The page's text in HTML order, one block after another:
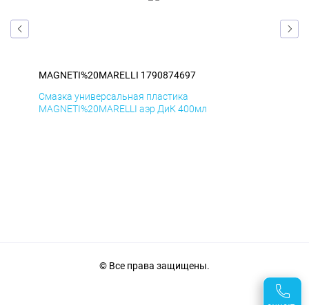
MAGNETI%20MARELLI 1790874697
Смазка универсальная пластика
MAGNETI%20MARELLI аэр ДиК 400мл
© Все права защищены.